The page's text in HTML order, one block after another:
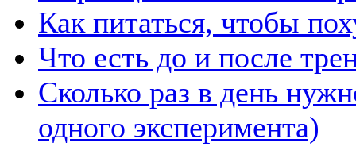
Как питаться, чтобы
Что есть до и после
Сколько раз в день
одного эксперимента)